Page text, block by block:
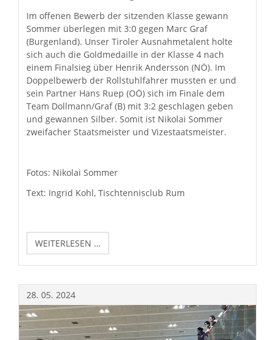
Im offenen Bewerb der sitzenden Klasse gewann
Sommer überlegen mit 3:0 gegen Marc Graf
(Burgenland). Unser Tiroler Ausnahmetalent holte
sich auch die Goldmedaille in der Klasse 4 nach
einem Finalsieg über Henrik Andersson (NÖ). Im
Doppelbewerb der Rollstuhlfahrer mussten er und
sein Partner Hans Ruep (OÖ) sich im Finale dem
Team Dollmann/Graf (B) mit 3:2 geschlagen geben
und gewannen Silber. Somit ist Nikolai Sommer
zweifacher Staatsmeister und Vizestaatsmeister.
Fotos: Nikolai Sommer
Text: Ingrid Kohl, Tischtennisclub Rum
WEITERLESEN …
SOMMER
-
ÖSTERREICHISCHER
IM
PARA-
TISCHTENNIS
28. 05. 2024